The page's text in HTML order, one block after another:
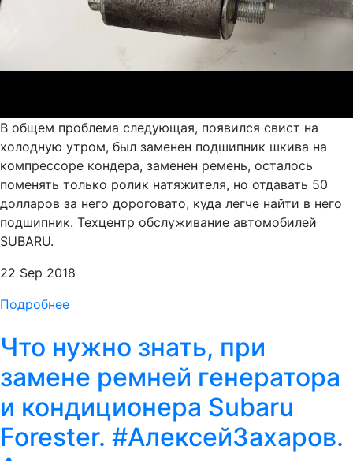
В общем проблема следующая, появился свист на
холодную утром, был заменен подшипник шкива на
компрессоре кондера, заменен ремень, осталось
поменять только ролик натяжителя, но отдавать 50
долларов за него дороговато, куда легче найти в него
подшипник. Техцентр обслуживание автомобилей
SUBARU.
22 Sep 2018
Подробнее
Что нужно знать, при
замене ремней генератора
и кондиционера Subaru
Forester. #АлексейЗахаров.